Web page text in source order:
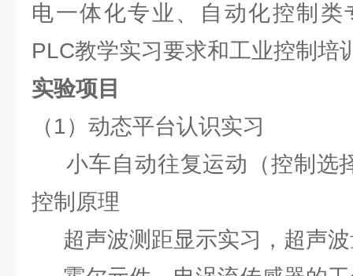
电一体化专业、自动化控制
PLC教学实习要求和工业控制培
实验项目
（1）动态平台认识实习
小车自动往复运动（控制选
控制原理
超声波测距显示实习，超声波